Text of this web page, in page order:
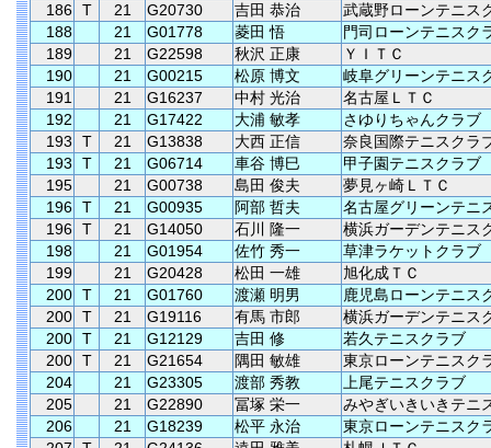
186 T 21 G20730 吉田 恭治
武蔵野ローンテニス
188
21 G01778 菱田 悟
門司ローンテニスク
189
21 G22598 秋沢 正康
ＹＩＴＣ
190
21 G00215 松原 博文
岐阜グリーンテニス
191
21 G16237 中村 光治
名古屋ＬＴＣ
192
21 G17422 大浦 敏孝
さゆりちゃんクラブ
193
T 21 G13838 大西 正信
奈良国際テニスクラ
193
T 21 G06714 車谷 博巳
甲子園テニスクラブ
195
21 G00738 島田 俊夫
夢見ヶ崎ＬＴＣ
196 T 21 G00935 阿部 哲夫
名古屋グリーンテニ
196 T 21 G14050 石川 隆一
横浜ガーデンテニス
198
21 G01954 佐竹 秀一
草津ラケットクラブ
199
21 G20428 松田 一雄
旭化成ＴＣ
200 T 21 G01760 渡瀬 明男
鹿児島ローンテニス
200 T 21 G19116 有馬 市郎
横浜ガーデンテニス
200 T 21 G12129 吉田 修
若久テニスクラブ
200 T 21 G21654 隅田 敏雄
東京ローンテニスク
204
21 G23305 渡部 秀教
上尾テニスクラブ
205
21 G22890 冨塚 栄一
みやぎいきいきテニ
206
21 G18239 松平 永治
東京ローンテニスク